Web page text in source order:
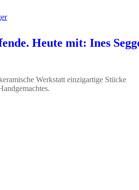
Heute mit: Ines
Werkstatt einzigartige Stücke